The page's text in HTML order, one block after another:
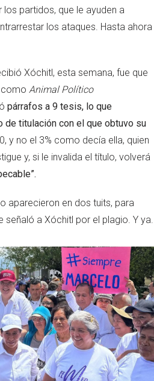
partidos, que le ayuden a
los ataques. Hasta ahora
Xóchitl, esta semana, fue que
Animal Político
párrafos a 9 tesis, lo que
de titulación con el que⁩ obtuvo su
y no el 3% como decía ella, quien
y, si le invalida el título, volverá
aparecieron en dos tuits, para
señaló a Xóchitl por el plagio. Y ya.